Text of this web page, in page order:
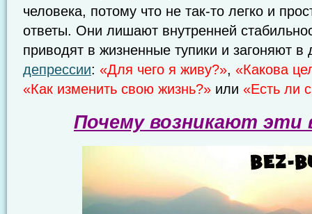
человека, потому что не так-то легко и
ответы. Они лишают внутренней
приводят в жизненные тупики и загоняют в
депрессии: «Для чего я живу?», «Какова
«Как изменить свою жизнь?» или «Есть ли
Почему возникают эти